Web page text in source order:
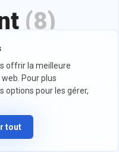
offrir la meilleure
Pour plus
options pour les gérer,
tout
(8)
seul clic.